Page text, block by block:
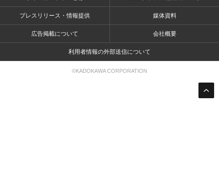
プレスリリース・情報提供 媒体資料
広告掲載について 会社概要
利用者情報の外部送信について
©KADOKAWA CORPORATION